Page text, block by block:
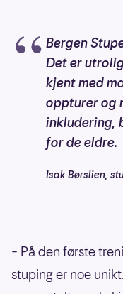
Bergen
Det er
kjent med
oppturer og
inkludering,
for de eldre.
Isak Børslien,
– På den første
stuping er noe